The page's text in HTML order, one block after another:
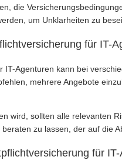
die
um Unklarheiten zu
für IT-
IT-Agenturen kann bei
mehrere Angebote
wird, sollten alle relevanten
zu lassen, der auf die
für